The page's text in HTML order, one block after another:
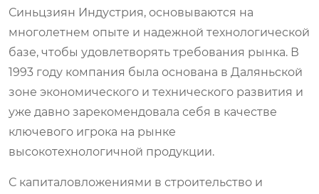
Синьцзиян Индустрия, основываются на
многолетнем опыте и надежной технологической
базе, чтобы удовлетворять требования рынка. В
1993 году компания была основана в Даляньской
зоне экономического и технического развития и
уже давно зарекомендовала себя в качестве
ключевого игрока на рынке
высокотехнологичной продукции.
С капиталовложениями в строительство и